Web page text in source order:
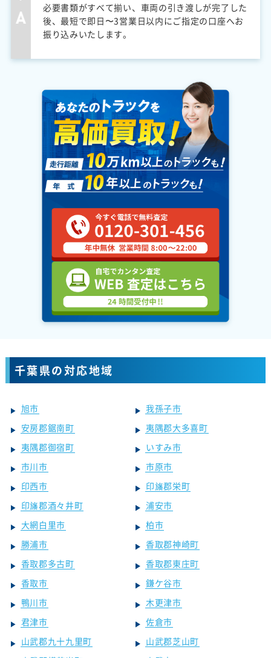
必要書類がすべて揃い、車両の引き渡しが完了した
後、最短で即日〜3営業日以内にご指定の口座へお
振り込みいたします。
千葉県の対応地域
旭市
我孫子市
安房郡鋸南町
夷隅郡大多喜町
夷隅郡御宿町
いすみ市
市川市
市原市
印西市
印旛郡栄町
印旛郡酒々井町
浦安市
大網白里市
柏市
勝浦市
香取郡神崎町
香取郡多古町
香取郡東庄町
香取市
鎌ケ谷市
鴨川市
木更津市
君津市
佐倉市
山武郡九十九里町
山武郡芝山町